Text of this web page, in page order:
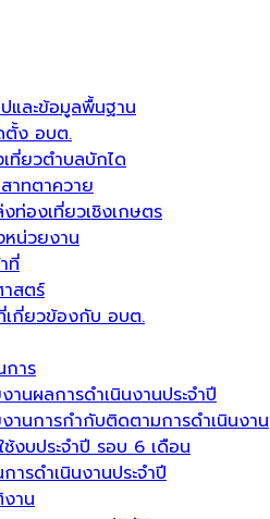
และข้อมูลพื้นฐาน
ตั้ง อบต.
ที่ยวตำบลบักได
าทตาควาย
ท่องเที่ยวเชิงเกษตร
หน่วยงาน
ที่
สตร์
กี่ยวข้องกับ อบต.
การ
านผลการดำเนินงานประจำปี
านการกำกับติดตามการดำเนินงาน
ช้งบประจำปี รอบ 6 เดือน
ารดำเนินงานประจำปี
าน